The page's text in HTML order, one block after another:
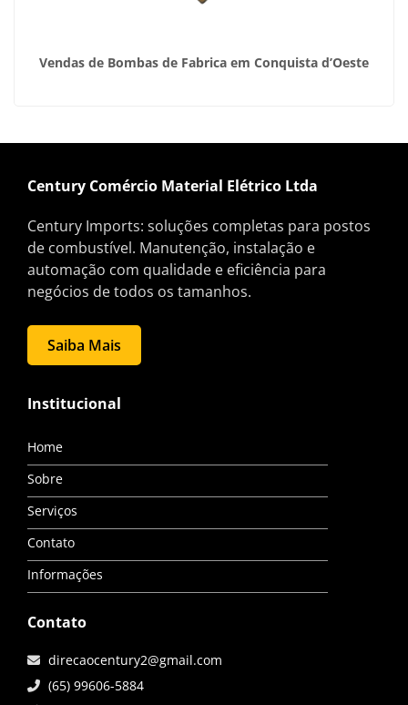
Vendas de Bombas de Fabrica em Conquista d’Oeste
Century Comércio Material Elétrico Ltda
Century Imports: soluções completas para postos
de combustível. Manutenção, instalação e
automação com qualidade e eficiência para
negócios de todos os tamanhos.
Saiba Mais
Institucional
Home
Sobre
Serviços
Contato
Informações
Contato
direcaocentury2@gmail.com
(65) 99606-5884